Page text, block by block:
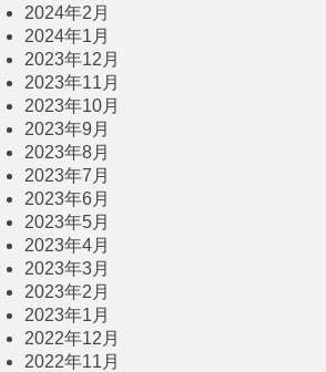
2024年2月
2024年1月
2023年12月
2023年11月
2023年10月
2023年9月
2023年8月
2023年7月
2023年6月
2023年5月
2023年4月
2023年3月
2023年2月
2023年1月
2022年12月
2022年11月